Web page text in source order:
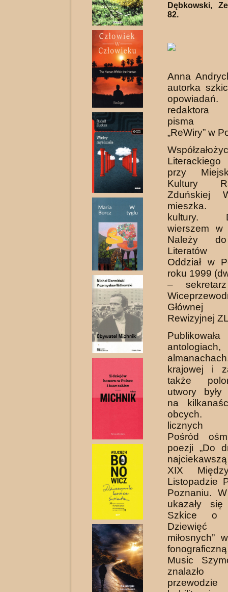
Dębkowski,
82.
Anna
autorka
redaktora
pisma
„ReWiry” w
przy
Kultury
Zduńskiej
mieszka.
kultury.
wierszem
Należy
Literatów
Oddział w
roku 1999
–
Rewizyjnej
antologiach,
krajowej i
także
utwory były
na
obcych.
licznych
Pośród
poezji „Do
XIX
Listopadzie
Poznaniu.
ukazały się
Szkice o
Dziewięć
miłosnych”
Music
przewodzie